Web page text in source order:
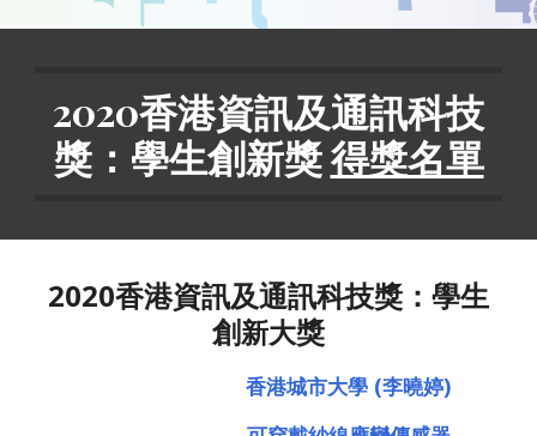
2020香港資訊及通訊科技
獎：學生創新獎 得獎名單
2020香港資訊及通訊科技獎：學生
創新大獎
香港城市大學 (李曉婷)